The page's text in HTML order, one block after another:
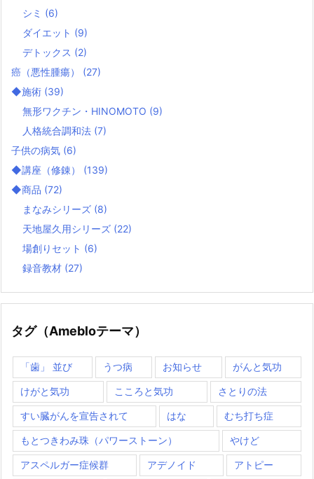
シミ (6)
ダイエット (9)
デトックス (2)
癌（悪性腫瘍） (27)
◆施術 (39)
無形ワクチン・HINOMOTO (9)
人格統合調和法 (7)
子供の病気 (6)
◆講座（修錬） (139)
◆商品 (72)
まなみシリーズ (8)
天地屋久用シリーズ (22)
場創りセット (6)
録音教材 (27)
タグ（Amebloテーマ）
「歯」 並び うつ病 お知らせ がんと気功
けがと気功 こころと気功 さとりの法
すい臓がんを宣告されて はな むち打ち症
もとつきわみ珠（パワーストーン） やけど
アスペルガー症候群 アデノイド アトピー